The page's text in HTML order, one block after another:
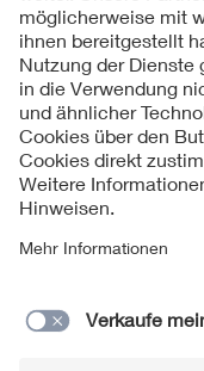
Kontakte
Service
Impressum
Datenschutzinformationen
Cookie Hinweise
Lieferantenportal